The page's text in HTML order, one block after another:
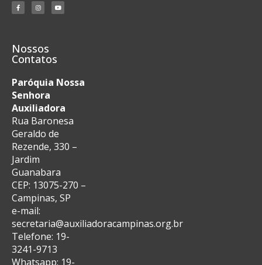
Nossos
Contatos
Paróquia Nossa
Senhora
Auxiliadora
Rua Baronesa
Geraldo de
Rezende, 330 –
Jardim
Guanabara
CEP: 13075-270 –
Campinas, SP
e-mail:
secretaria@auxiliadoracampinas.org.br
Telefone: 19-
3241-9713
Whatsapp: 19-